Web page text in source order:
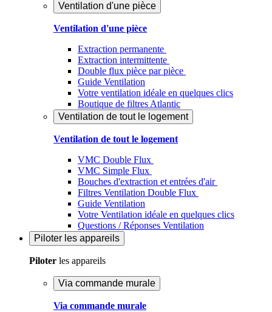
Ventilation d'une pièce
Ventilation d'une pièce
Extraction permanente
Extraction intermittente
Double flux pièce par pièce
Guide Ventilation
Votre ventilation idéale en quelques clics
Boutique de filtres Atlantic
Ventilation de tout le logement
Ventilation de tout le logement
VMC Double Flux
VMC Simple Flux
Bouches d'extraction et entrées d'air
Filtres Ventilation Double Flux
Guide Ventilation
Votre Ventilation idéale en quelques clics
Questions / Réponses Ventilation
Piloter les appareils
Piloter les appareils
Via commande murale
Via commande murale